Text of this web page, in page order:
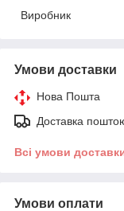
Виробник
Умови доставки
Нова Пошта
Доставка
Всі умови
Умови оплати